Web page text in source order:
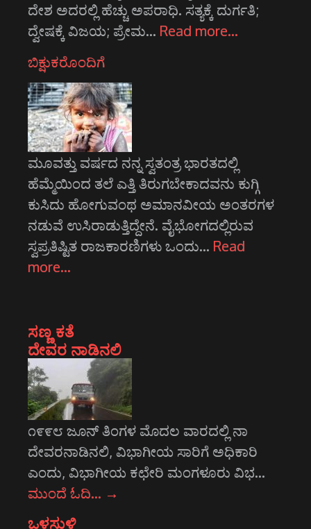
ದೇಶ ಅದರಲ್ಲಿ ಹೆಚ್ಚು ಅಪರಾಧಿ. ಸತ್ಯಕ್ಕೆ ದುರ್ಗತಿ;
ದ್ವೇಷಕ್ಕೆ ವಿಜಯ; ಪ್ರೇಮ… Read more…
ಬಿಕ್ಷುಕರೊಂದಿಗೆ
ಮೂವತ್ತು ವರ್ಷದ ನನ್ನ ಸ್ವತಂತ್ರ ಭಾರತದಲ್ಲಿ
ಹೆಮ್ಮೆಯಿಂದ ತಲೆ ಎತ್ತಿ ತಿರುಗಬೇಕಾದವನು ಕುಗ್ಗಿ
ಕುಸಿದು ಹೋಗುವಂಥ ಅಮಾನವೀಯ ಅಂತರಗಳ
ನಡುವೆ ಉಸಿರಾಡುತ್ತಿದ್ದೇನೆ. ವೈಭೋಗದಲ್ಲಿರುವ
ಸ್ವಪ್ರತಿಷ್ಟಿತ ರಾಜಕಾರಣಿಗಳು ಒಂದು… Read
more…
ಸಣ್ಣ ಕತೆ
ದೇವರ ನಾಡಿನಲಿ
೧೯೯೮ ಜೂನ್ ತಿಂಗಳ ಮೊದಲ ವಾರದಲ್ಲಿ ನಾ
ದೇವರನಾಡಿನಲಿ, ವಿಭಾಗೀಯ ಸಾರಿಗೆ ಅಧಿಕಾರಿ
ಎಂದು, ವಿಭಾಗೀಯ ಕಛೇರಿ ಮಂಗಳೂರು ವಿಭ…
ಮುಂದೆ ಓದಿ… →
ಒಳಸುಳಿ